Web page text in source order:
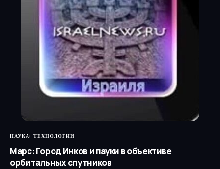
НАУКА ТЕХНОЛОГИИ
Марс: Город Инков и пауки в объективе
орбитальных спутников